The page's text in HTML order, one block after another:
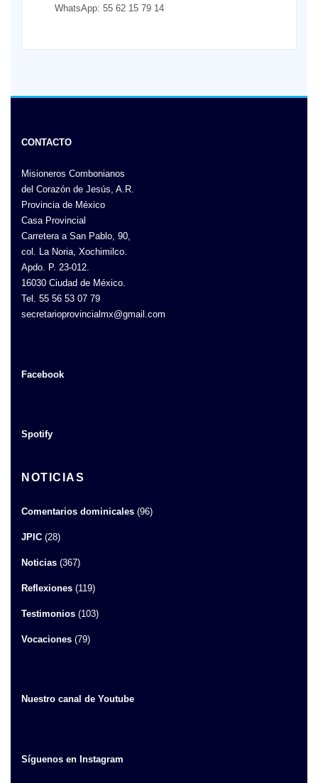
WhatsApp: 55 62 15 79 14
CONTACTO
Misioneros Combonianos
del Corazón de Jesús, A.R.
Provincia de México
Casa Provincial
Carretera a San Pablo, 90,
col. La Noria, Xochimilco.
Apdo. P. 23-012.
16030 Ciudad de México.
Tel. 55 56 53 07 79
secretarioprovincialmx@gmail.com
Facebook
Spotify
NOTICIAS
Comentarios dominicales (96)
JPIC (28)
Noticias (367)
Reflexiones (119)
Testimonios (103)
Vocaciones (79)
Nuestro canal de Youtube
Síguenos en Instagram